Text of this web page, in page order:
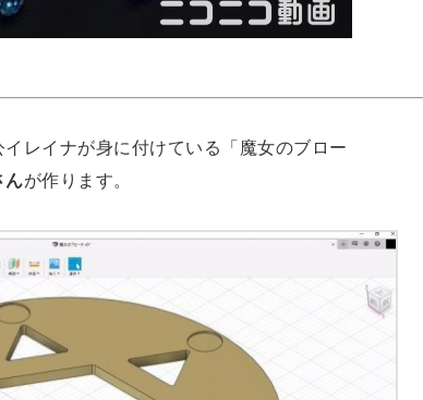
レイナが身に付けている「魔女のブロー
んが作ります。